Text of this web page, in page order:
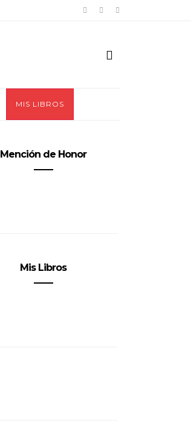
MIS LIBROS
Mención de Honor
Mis Libros